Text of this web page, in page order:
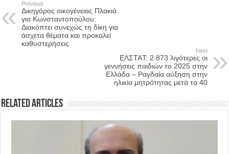
Previous
Δικηγόρος οικογένειας Πλακιά
για Κωνσταντοπούλου:
Διακόπτει συνεχώς τη δίκη για
άσχετα θέματα και προκαλεί
καθυστερήσεις
Next
ΕΛΣΤΑT: 2.873 λιγότερες οι
γεννήσεις παιδιών το 2025 στην
Ελλάδα – Ραγδαία αύξηση στην
ηλικία μητρότητας μετά τα 40
Related Articles